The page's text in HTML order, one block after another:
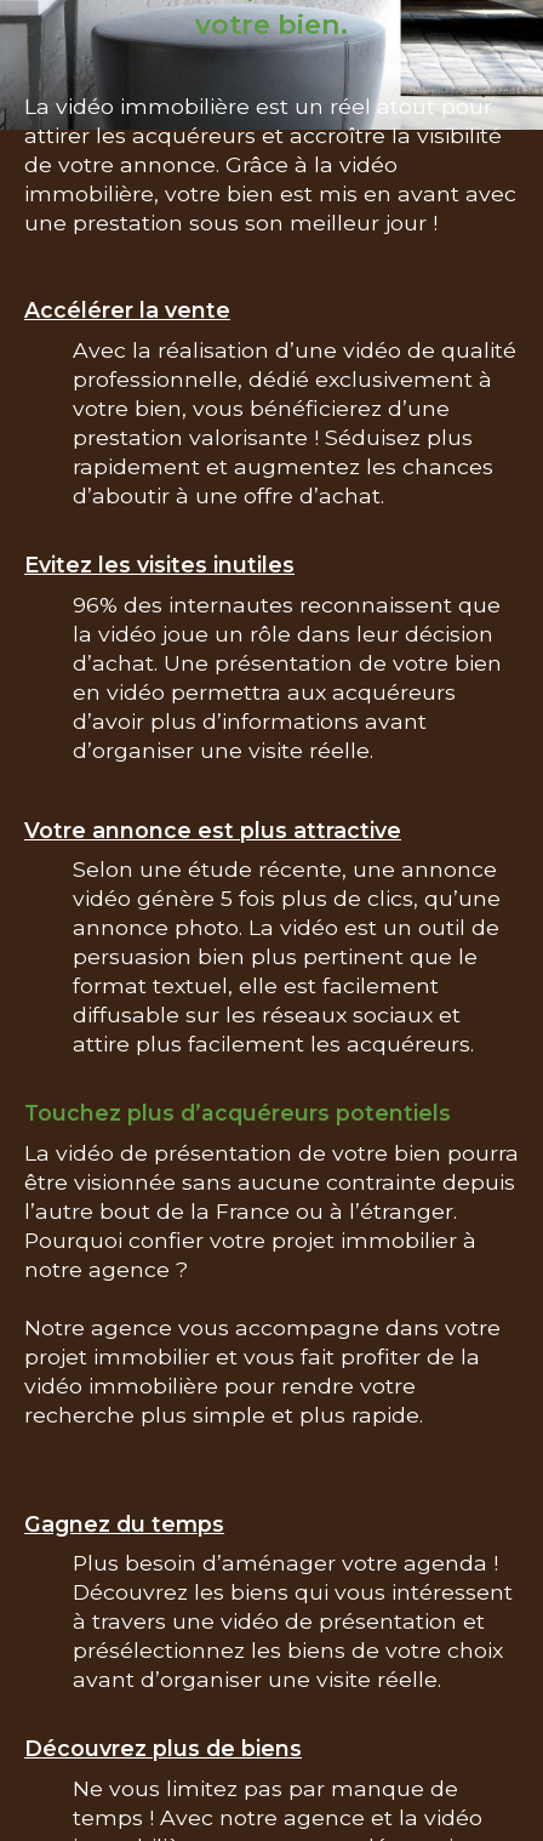
votre bien.
La vidéo immobilière est un réel atout pour
attirer les acquéreurs et accroître la visibilité
de votre annonce. Grâce à la vidéo
immobilière, votre bien est mis en avant avec
une prestation sous son meilleur jour !
Accélérer la vente
Avec la réalisation d’une vidéo de qualité
professionnelle, dédié exclusivement à
votre bien, vous bénéficierez d’une
prestation valorisante ! Séduisez plus
rapidement et augmentez les chances
d’aboutir à une offre d’achat.
Evitez les visites inutiles
96% des internautes reconnaissent que
la vidéo joue un rôle dans leur décision
d’achat. Une présentation de votre bien
en vidéo permettra aux acquéreurs
d’avoir plus d’informations avant
d’organiser une visite réelle.
Votre annonce est plus attractive
Selon une étude récente, une annonce
vidéo génère 5 fois plus de clics, qu’une
annonce photo. La vidéo est un outil de
persuasion bien plus pertinent que le
format textuel, elle est facilement
diffusable sur les réseaux sociaux et
attire plus facilement les acquéreurs.
Touchez plus d’acquéreurs potentiels
La vidéo de présentation de votre bien pourra
être visionnée sans aucune contrainte depuis
l’autre bout de la France ou à l’étranger.
Pourquoi confier votre projet immobilier à
notre agence ?
Notre agence vous accompagne dans votre
projet immobilier et vous fait profiter de la
vidéo immobilière pour rendre votre
recherche plus simple et plus rapide.
Gagnez du temps
Plus besoin d’aménager votre agenda !
Découvrez les biens qui vous intéressent
à travers une vidéo de présentation et
présélectionnez les biens de votre choix
avant d’organiser une visite réelle.
Découvrez plus de biens
Ne vous limitez pas par manque de
temps ! Avec notre agence et la vidéo
Surface
terrain
Surface terrain
Surface
Surface
Pièces
Pièces
AFFINER LES CRITÈRES
TERRASSE PISCINE
NOUVEAUTÉS
Rechercher